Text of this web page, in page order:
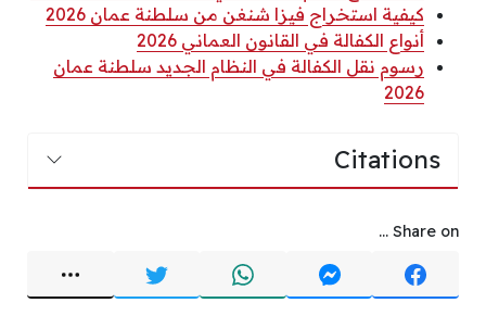
كيفية استخراج فيزا شنغن من سلطنة عمان 2026
أنواع الكفالة في القانون العماني 2026
رسوم نقل الكفالة في النظام الجديد سلطنة عمان
2026
Citations
Share on ...